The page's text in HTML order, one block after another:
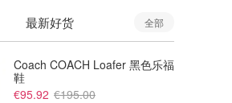
最新好货 全部
Coach COACH Loafer 黑色乐福
鞋
€95.92 €195.00